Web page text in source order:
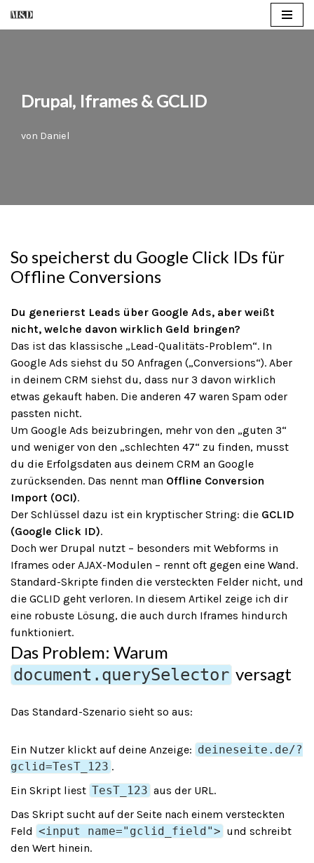
Drupal, Iframes & GCLID
von Daniel
So speicherst du Google Click IDs für
Offline Conversions
Du generierst Leads über Google Ads, aber weißt
nicht, welche davon wirklich Geld bringen?
Das ist das klassische „Lead-Qualitäts-Problem“. In
Google Ads siehst du 50 Anfragen („Conversions“). Aber
in deinem CRM siehst du, dass nur 3 davon wirklich
etwas gekauft haben. Die anderen 47 waren Spam oder
passten nicht.
Um Google Ads beizubringen, mehr von den „guten 3“
und weniger von den „schlechten 47“ zu finden, musst
du die Erfolgsdaten aus deinem CRM an Google
zurücksenden. Das nennt man Offline Conversion
Import (OCI).
Der Schlüssel dazu ist ein kryptischer String: die GCLID
(Google Click ID).
Doch wer Drupal nutzt – besonders mit Webforms in
Iframes oder AJAX-Modulen – rennt oft gegen eine Wand.
Standard-Skripte finden die versteckten Felder nicht, und
die GCLID geht verloren. In diesem Artikel zeige ich dir
eine robuste Lösung, die auch durch Iframes hindurch
funktioniert.
Das Problem: Warum
document.querySelector versagt
Das Standard-Szenario sieht so aus:
Ein Nutzer klickt auf deine Anzeige: deineseite.de/?
gclid=TesT_123 .
Ein Skript liest TesT_123 aus der URL.
Das Skript sucht auf der Seite nach einem versteckten
Feld <input name="gclid_field"> und schreibt
den Wert hinein.